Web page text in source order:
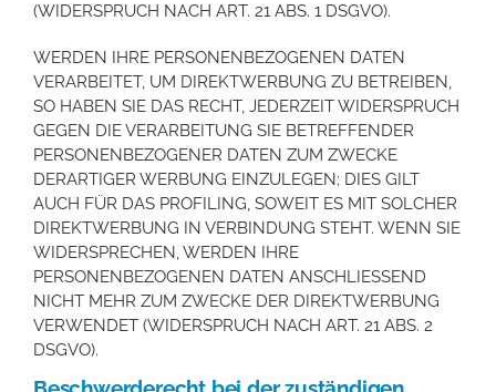
(WIDERSPRUCH NACH ART. 21 ABS. 1 DSGVO).
WERDEN IHRE PERSONENBEZOGENEN DATEN
VERARBEITET, UM DIREKTWERBUNG ZU BETREIBEN,
SO HABEN SIE DAS RECHT, JEDERZEIT WIDERSPRUCH
GEGEN DIE VERARBEITUNG SIE BETREFFENDER
PERSONENBEZOGENER DATEN ZUM ZWECKE
DERARTIGER WERBUNG EINZULEGEN; DIES GILT
AUCH FÜR DAS PROFILING, SOWEIT ES MIT SOLCHER
DIREKTWERBUNG IN VERBINDUNG STEHT. WENN SIE
WIDERSPRECHEN, WERDEN IHRE
PERSONENBEZOGENEN DATEN ANSCHLIESSEND
NICHT MEHR ZUM ZWECKE DER DIREKTWERBUNG
VERWENDET (WIDERSPRUCH NACH ART. 21 ABS. 2
DSGVO).
Beschwerde­recht bei der zuständigen